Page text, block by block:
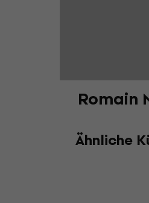
Romain
Ähnliche